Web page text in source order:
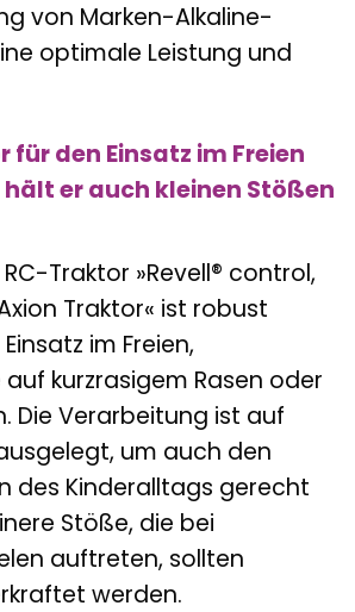
von Marken-Alkaline-
optimale Leistung und
für den Einsatz im Freien
er auch kleinen Stößen
Traktor »Revell® control,
Traktor« ist robust
im Freien,
kurzrasigem Rasen oder
Die Verarbeitung ist auf
um auch den
des Kinderalltags gerecht
Stöße, die bei
auftreten, sollten
werden.